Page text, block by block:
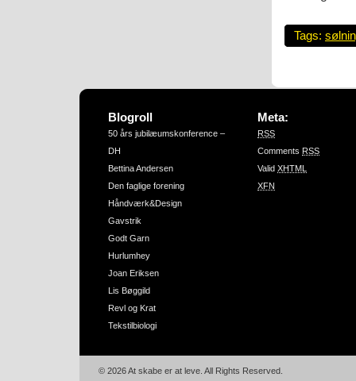
Tags:
Blogroll
50 års jubilæumskonference –
DH
Bettina Andersen
Den faglige forening
Håndværk&Design
Gavstrik
Godt Garn
Hurlumhey
Joan Eriksen
Lis Bøggild
Revl og Krat
Tekstilbiologi
Meta:
RSS
Comments RSS
Valid XHTML
XFN
© 2026 At skabe er at leve. All Rights Reserved.